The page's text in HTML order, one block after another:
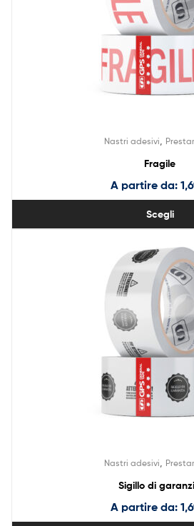
Nastri adesivi
Fragile
A partire da:
Scegli
Nastri adesivi
Sigillo di
A partire da: